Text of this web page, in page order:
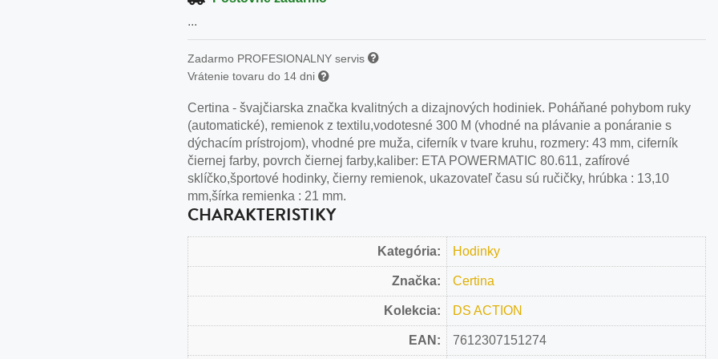
...
Zadarmo PROFESIONALNY servis
Vrátenie tovaru do 14 dni
Certina - švajčiarska značka kvalitných a dizajnových hodiniek. Poháňané pohybom ruky
(automatické), remienok z textilu,vodotesné 300 M (vhodné na plávanie a ponáranie s
dýchacím prístrojom), vhodné pre muža, ciferník v tvare kruhu, rozmery: 43 mm, ciferník
čiernej farby, povrch čiernej farby,kaliber: ETA POWERMATIC 80.611, zafírové
sklíčko,športové hodinky, čierny remienok, ukazovateľ času sú ručičky, hrúbka : 13,10
mm,šírka remienka : 21 mm.
CHARAKTERISTIKY
Kategória: Hodinky
Značka: Certina
Kolekcia: DS ACTION
EAN: 7612307151274